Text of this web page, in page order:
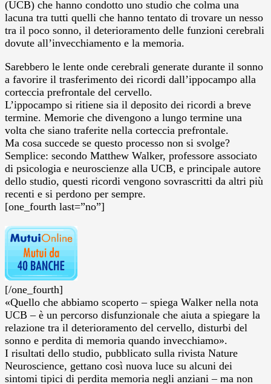
(UCB) che hanno condotto uno studio che colma una
lacuna tra tutti quelli che hanno tentato di trovare un nesso
tra il poco sonno, il deterioramento delle funzioni cerebrali
dovute all’invecchiamento e la memoria.
Sarebbero le lente onde cerebrali generate durante il sonno
a favorire il trasferimento dei ricordi dall’ippocampo alla
corteccia prefrontale del cervello.
L’ippocampo si ritiene sia il deposito dei ricordi a breve
termine. Memorie che divengono a lungo termine una
volta che siano traferite nella corteccia prefrontale.
Ma cosa succede se questo processo non si svolge?
Semplice: secondo Matthew Walker, professore associato
di psicologia e neuroscienze alla UCB, e principale autore
dello studio, questi ricordi vengono sovrascritti da altri più
recenti e si perdono per sempre.
[one_fourth last=”no”]
[/one_fourth]
«Quello che abbiamo scoperto – spiega Walker nella nota
UCB – è un percorso disfunzionale che aiuta a spiegare la
relazione tra il deterioramento del cervello, disturbi del
sonno e perdita di memoria quando invecchiamo».
I risultati dello studio, pubblicato sulla rivista Nature
Neuroscience, gettano così nuova luce su alcuni dei
sintomi tipici di perdita memoria negli anziani – ma non